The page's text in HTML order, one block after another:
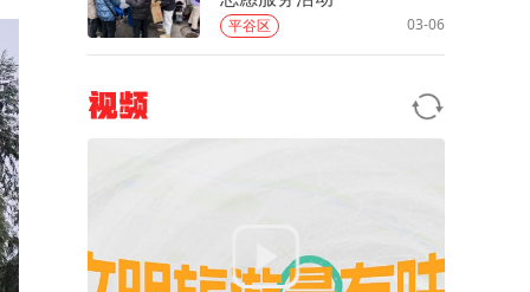
平谷区 03-06
视频